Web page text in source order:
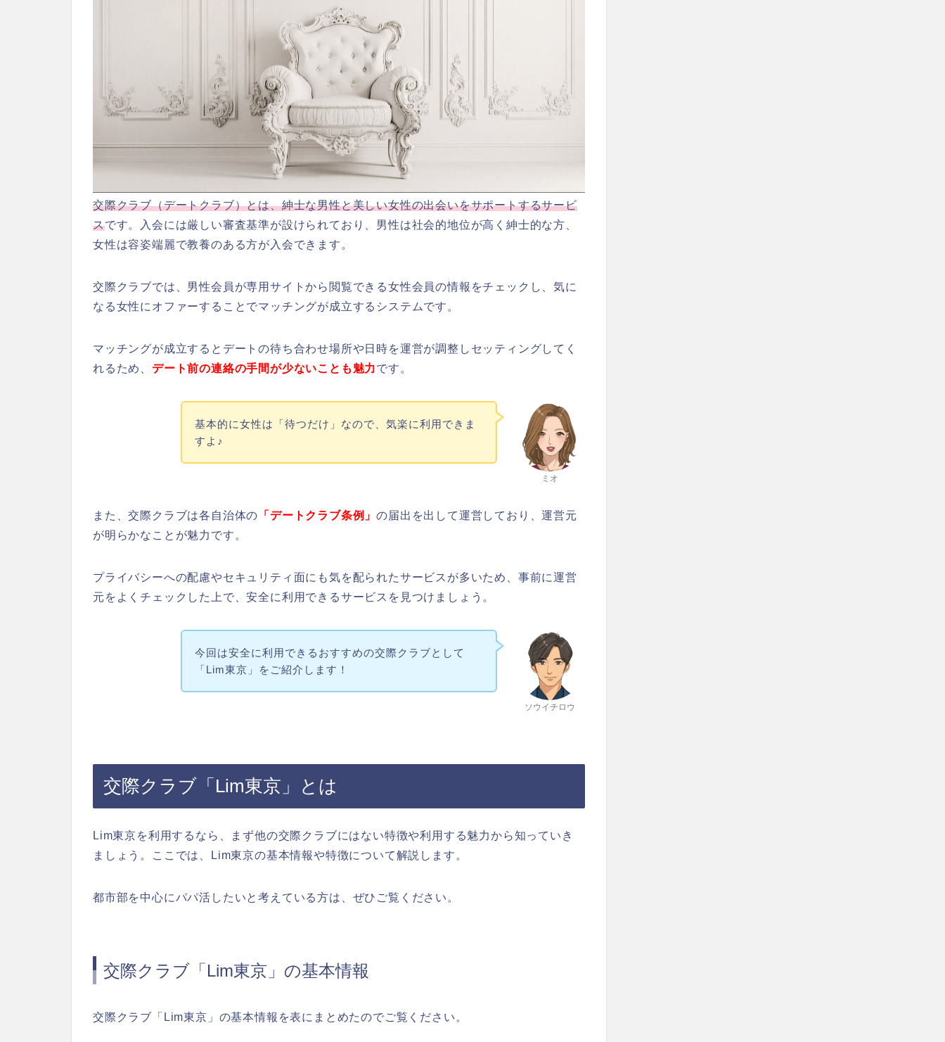
交際クラブ（デートクラブ）とは、紳士な男性と美しい女性の出会いをサポートするサービ
スです。入会には厳しい審査基準が設けられており、男性は社会的地位が高く紳士的な方、
女性は容姿端麗で教養のある方が入会できます。
交際クラブでは、男性会員が専用サイトから閲覧できる女性会員の情報をチェックし、気に
なる女性にオファーすることでマッチングが成立するシステムです。
マッチングが成立するとデートの待ち合わせ場所や日時を運営が調整しセッティングしてく
れるため、 デート前の連絡の手間が少ないことも魅力です。
ミオ
基本的に女性は「待つだけ」なので、気楽に利用できま
すよ♪
また、交際クラブは各自治体の 「デートクラブ条例」の届出を出して運営しており、運営元
が明らかなことが魅力です。
プライバシーへの配慮やセキュリティ面にも気を配られたサービスが多いため、事前に運営
元をよくチェックした上で、安全に利用できるサービスを見つけましょう。
ソウイチロウ
今回は安全に利用できるおすすめの交際クラブとして
「Lim東京」をご紹介します！
交際クラブ「Lim東京」とは
Lim東京を利用するなら、まず他の交際クラブにはない特徴や利用する魅力から知っていき
ましょう。ここでは、Lim東京の基本情報や特徴について解説します。
都市部を中心にパパ活したいと考えている方は、ぜひご覧ください。
交際クラブ「Lim東京」の基本情報
交際クラブ「Lim東京」の基本情報を表にまとめたのでご覧ください。